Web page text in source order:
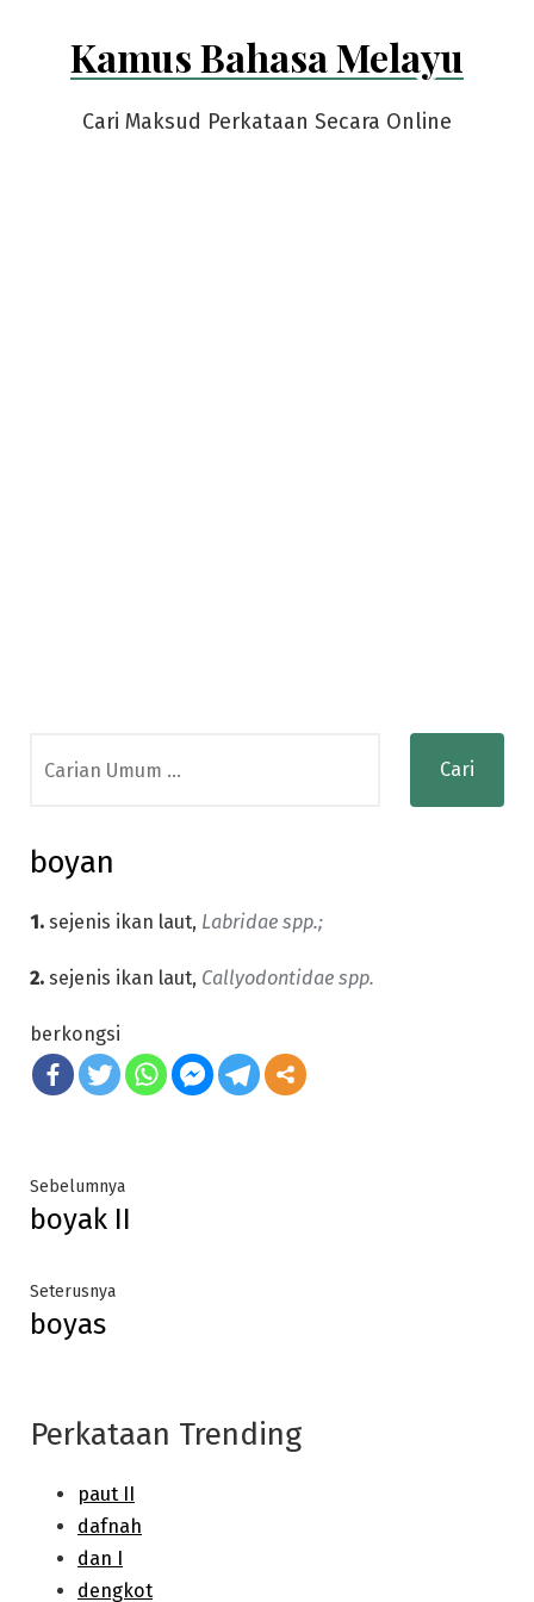
Kamus Bahasa Melayu
Cari Maksud Perkataan Secara Online
for:
boyan
1. sejenis ikan laut, Labridae spp.;
2. sejenis ikan laut, Callyodontidae spp.
berkongsi
Post
navigation
SebelumnyaPrevious
post:
boyak II
SeterusnyaNext
boyas
Perkataan Trending